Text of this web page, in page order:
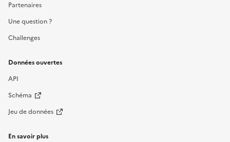
Partenaires
Une question ?
Challenges
Données ouvertes
API
Schéma
Jeu de données
En savoir plus